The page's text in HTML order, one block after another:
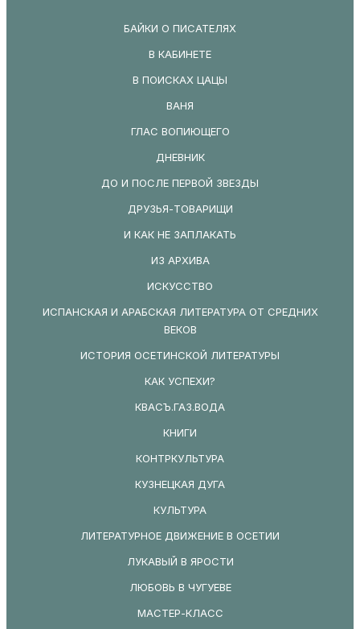
БАЙКИ О ПИСАТЕЛЯХ
В КАБИНЕТЕ
В ПОИСКАХ ЦАЦЫ
ВАНЯ
ГЛАС ВОПИЮЩЕГО
ДНЕВНИК
ДО И ПОСЛЕ ПЕРВОЙ ЗВЕЗДЫ
ДРУЗЬЯ-ТОВАРИЩИ
И КАК НЕ ЗАПЛАКАТЬ
ИЗ АРХИВА
ИСКУССТВО
ИСПАНСКАЯ И АРАБСКАЯ ЛИТЕРАТУРА ОТ СРЕДНИХ
ВЕКОВ
ИСТОРИЯ ОСЕТИНСКОЙ ЛИТЕРАТУРЫ
КАК УСПЕХИ?
КВАСЪ.ГАЗ.ВОДА
КНИГИ
КОНТРКУЛЬТУРА
КУЗНЕЦКАЯ ДУГА
КУЛЬТУРА
ЛИТЕРАТУРНОЕ ДВИЖЕНИЕ В ОСЕТИИ
ЛУКАВЫЙ В ЯРОСТИ
ЛЮБОВЬ В ЧУГУЕВЕ
МАСТЕР-КЛАСС